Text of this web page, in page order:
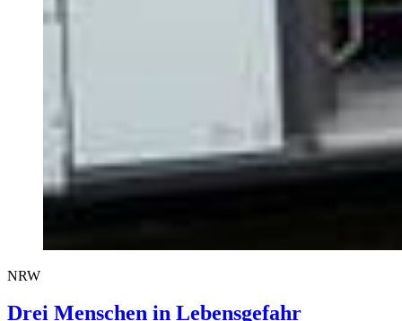
NRW
Drei Menschen in Lebensgefahr